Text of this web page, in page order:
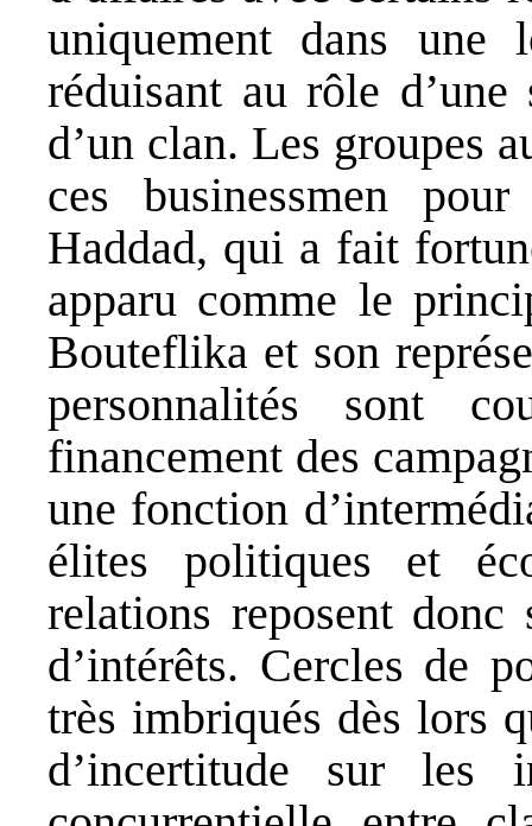
uniquement dans une
réduisant au rôle
d’un clan. Les groupes
ces businessmen
Haddad, qui a fait
apparu comme le
Bouteflika et son
personnalités sont
financement des
une fonction
élites politiques et
relations reposent donc
d’intérêts. Cercles de
très imbriqués dès lors
d’incertitude sur les